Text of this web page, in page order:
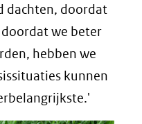
dachten, doordat
we beter
hebben we
kunnen